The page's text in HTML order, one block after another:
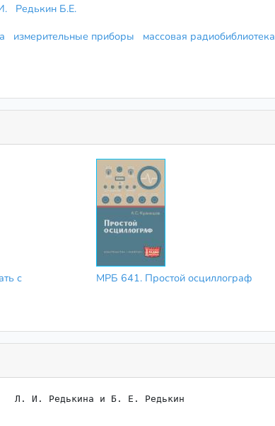
Редькин Б.Е.
измерительные приборы массовая радиобиблиотека
с
МРБ 641. Простой осциллограф